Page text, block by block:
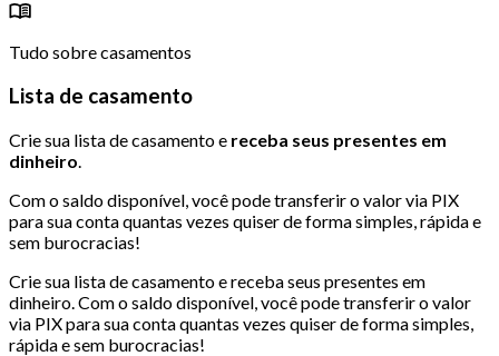
Tudo sobre casamentos
Lista de casamento
Crie sua lista de casamento e receba seus presentes em
dinheiro
Com o saldo disponível, você pode transferir o valor via PIX
para sua conta quantas vezes quiser de forma simples, rápida e
sem burocracias!
Crie sua lista de casamento e receba seus presentes em
dinheiro. Com o saldo disponível, você pode transferir o valor
via PIX para sua conta quantas vezes quiser de forma simples,
rápida e sem burocracias!